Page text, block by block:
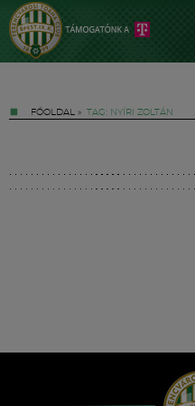
FŐOLDAL » TAG: NYÍRI ZOLTÁN
Hírek